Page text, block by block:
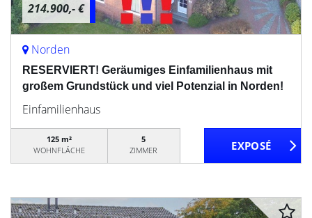
214.900,- €
Norden
RESERVIERT! Geräumiges Einfamilienhaus mit
großem Grundstück und viel Potenzial in Norden!
Einfamilienhaus
125 m²
WOHNFLÄCHE
5
ZIMMER